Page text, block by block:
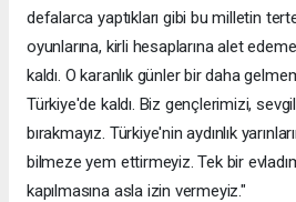
defalarca yaptıkları gibi bu milletin
oyunlarına, kirli hesaplarına alet
kaldı. O karanlık günler bir daha
Türkiye'de kaldı. Biz gençlerimizi,
bırakmayız. Türkiye'nin aydınlık
bilmeze yem ettirmeyiz. Tek bir
kapılmasına asla izin vermeyiz."